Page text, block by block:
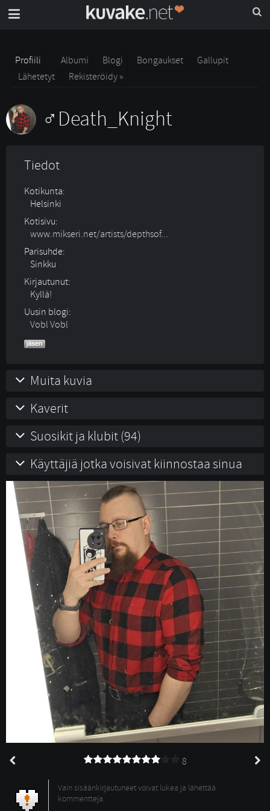
Profiili Albumi Blogi Bongaukset
Gallupit
Lähetetyt
Rekisteröidy »
Death_Knight
Tiedot
Kotikunta:
Helsinki
Kotisivu:
www.mikseri.net/artists/depthsof...
Parisuhde:
Sinkku
Kirjautunut:
Kyllä!
Uusin blogi:
Vobl Vobl
Muita kuvia
Kaverit
Suosikit ja klubit (94)
Käyttäjiä jotka voisivat kiinnostaa sinua
8
Vain sisäänkirjautuneet voivat lukea ja lähettää
kommentteja.